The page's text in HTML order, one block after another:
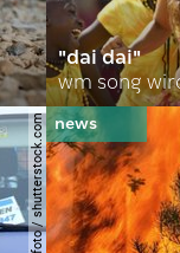
"dai dai"
wm song
© spitzi-foto / shutterstock.com